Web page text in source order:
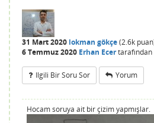
31 Mart 2020 lokman gökçe(2.6k
6 Temmuz 2020 Erhan Ecertarafından
Ilgili Bir Soru Sor Yorum
Hocam soruya ait bir çizim yapmışlar.